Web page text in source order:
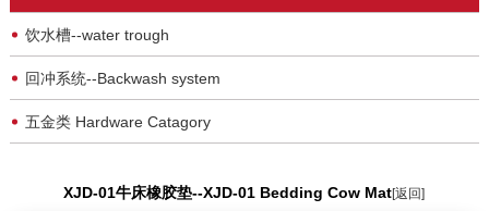
饮水槽--water trough
回冲系统--Backwash system
五金类 Hardware Catagory
XJD-01牛床橡胶垫--XJD-01 Bedding Cow Mat[返回]